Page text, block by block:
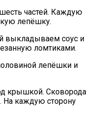
частей. Каждую
лепёшку.
выкладываем соус и
ломтиками.
лепёшки и
крышкой. Сковорода
На каждую сторону